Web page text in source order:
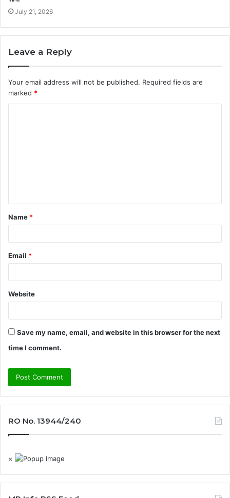
July 21, 2026
Leave a Reply
Your email address will not be published. Required fields are
marked *
t
*
Name *
Email *
Website
Save my name, email, and website in this browser for the next
time I comment.
RO No. 13944/240
×